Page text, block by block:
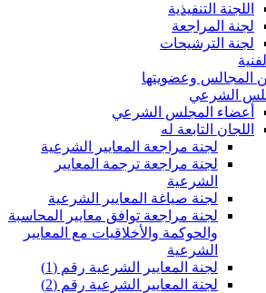
اللجنة التنفيذية
لجنة المراجعة
لجنة الترشيحات
المجالس وعضويتها
الشرعي
أعضاء المجلس الشرعي
اللجان التابعة له
لجنة مراجعة المعايير الشرعية
لجنة مراجعة ترجمة المعايير
الشرعية
لجنة صياغة المعايير الشرعية
لجنة مراجعة توافق معايير المحاسبة
والحوكمة والأخلاقيات مع المعايير
الشرعية
لجنة المعايير الشرعية رقم (1)
لجنة المعايير الشرعية رقم (2)